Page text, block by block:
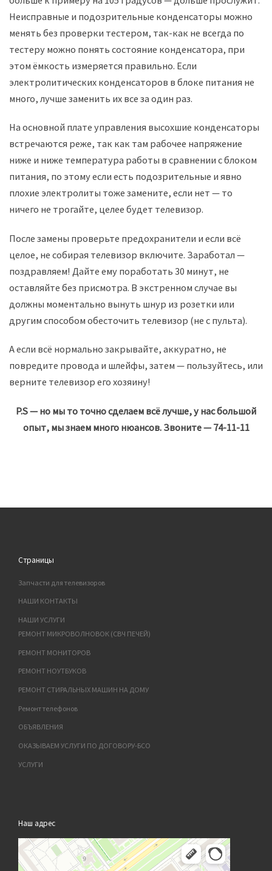
Неисправные и подозрительные конденсаторы можно
менять без проверки тестером, так-как не всегда по
тестеру можно понять состояние конденсатора, при
этом ёмкость измеряется правильно. Если
электролитических конденсаторов в блоке питания не
много, лучше заменить их все за один раз.
На основной плате управления высохшие конденсаторы
встречаются реже, так как там рабочее напряжение
ниже и ниже температура работы в сравнении с блоком
питания, по этому если есть подозрительные и явно
плохие электролиты тоже замените, если нет — то
ничего не трогайте, целее будет телевизор.
После замены проверьте предохранители и если всё
целое, не собирая телевизор включите. Заработал —
поздравляем! Дайте ему поработать 30 минут, не
оставляйте без присмотра. В экстренном случае вы
должны моментально вынуть шнур из розетки или
другим способом обесточить телевизор (не с пульта).
А если всё нормально закрывайте, аккуратно, не
повредите провода и шлейфы, затем — пользуйтесь, или
верните телевизор его хозяину!
P.S — но мы то точно сделаем всё лучше, у нас большой
опыт, мы знаем много нюансов. Звоните — 74-11-11
Страницы
Запчасти для телевизоров
НАШИ КОНТАКТЫ
НАШИ УСЛУГИ
РЕМОНТ МИКРОВОЛНОВОК (СВЧ ПЕЧЕЙ)
РЕМОНТ МОНИТОРОВ
РЕМОНТ НОУТБУКОВ
РЕМОНТ СТИРАЛЬНЫХ МАШИН НА ДОМУ
Ремонт телефонов
ОБЪЯВЛЕНИЯ
ОКАЗЫВАЕМ УСЛУГИ ПО ДОГОВОРУ-БСО
УСЛУГИ
Наш адрес